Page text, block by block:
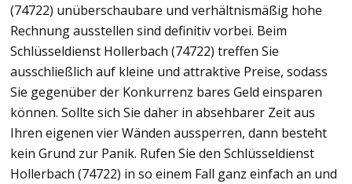
(74722) unüberschaubare und verhältnismäßig hohe
Rechnung ausstellen sind definitiv vorbei. Beim
Schlüsseldienst Hollerbach (74722) treffen Sie
ausschließlich auf kleine und attraktive Preise, sodass
Sie gegenüber der Konkurrenz bares Geld einsparen
können. Sollte sich Sie daher in absehbarer Zeit aus
Ihren eigenen vier Wänden aussperren, dann besteht
kein Grund zur Panik. Rufen Sie den Schlüsseldienst
Hollerbach (74722) in so einem Fall ganz einfach an und